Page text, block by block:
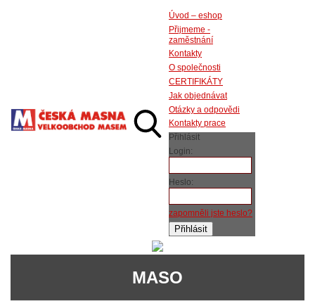
Úvod – eshop
Přijmeme -
zaměstnání
Kontakty
O společnosti
CERTIFIKÁTY
Jak objednávat
Otázky a odpovědi
Kontakty prace
Přihlásit
Login:
Heslo:
zapomněli jste heslo?
MASO